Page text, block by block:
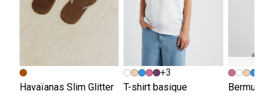
Havaïanas Slim Glitter
+3
T-shirt basique
Bermuda